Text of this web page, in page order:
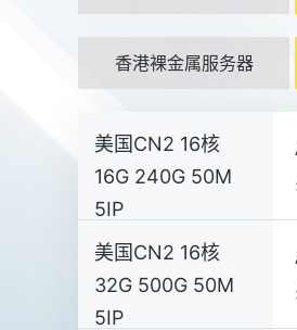
香港裸金属服务器
美国CN2 16核
16G 240G 50M
5IP
美国CN2 16核
32G 500G 50M
5IP